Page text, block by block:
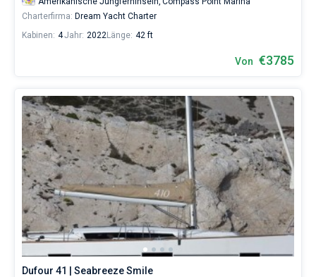
Thomas,
East
End.
Charterfirma: Dream Yacht Charter
Kabinen: 4Jahr: 2022Länge: 42 ft
Von €3785
Dufour 41 | Seabreeze Smile